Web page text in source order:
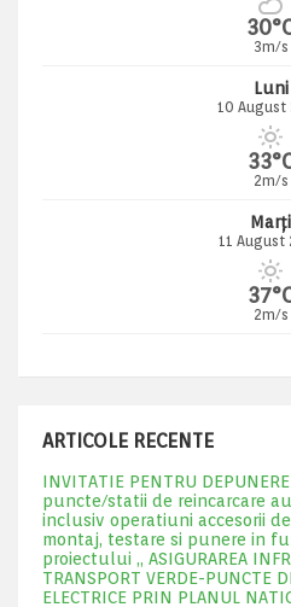
3m/s
Luni
10 August
2m/s
Marți
11 August
2m/s
ARTICOLE RECENTE
INVITATIE PENTRU
puncte/statii de reincarcare
inclusiv operatiuni accesorii
montaj, testare si punere in
proiectului „ ASIGURAREA
TRANSPORT VERDE-PUNCTE
ELECTRICE PRIN PLANUL